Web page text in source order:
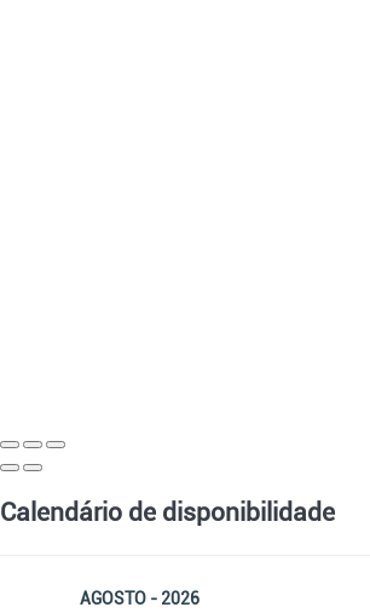
Calendário de disponibilidade
AGOSTO - 2026